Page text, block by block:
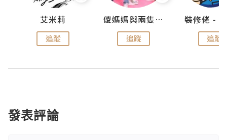
艾米莉
追蹤
儍媽媽與兩隻小魔怪之家
追蹤 追蹤
發表評論